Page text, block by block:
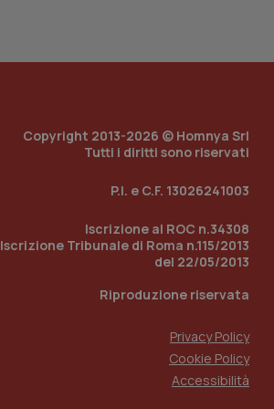
Copyright 2013-2026 © Homnya Srl
Tutti i diritti sono riservati
P.I. e C.F. 13026241003
Iscrizione al ROC n.34308
Iscrizione Tribunale di Roma n.115/2013
del 22/05/2013
Riproduzione riservata
Privacy Policy
Cookie Policy
Accessibilità